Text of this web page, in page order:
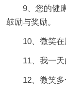
9、您的健
鼓励与奖励。
10、微笑在
11、我一
12、微笑